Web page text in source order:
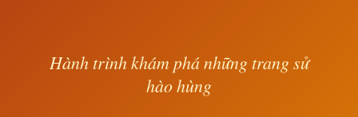
Hành trình khám phá những trang sử
hào hùng